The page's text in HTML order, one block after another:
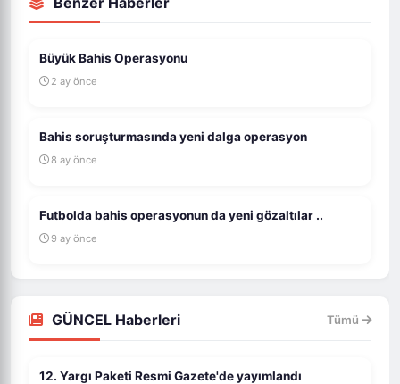
Büyük Bahis Operasyonu
2 ay önce
Bahis soruşturmasında yeni dalga operasyon
8 ay önce
Futbolda bahis operasyonun da yeni gözaltılar ..
9 ay önce
GÜNCEL Haberleri Tümü
12. Yargı Paketi Resmi Gazete'de yayımlandı